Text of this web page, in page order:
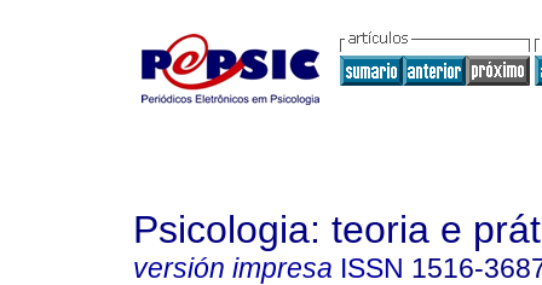
Psicologia: teoria e
versión impresa ISSN 1516-